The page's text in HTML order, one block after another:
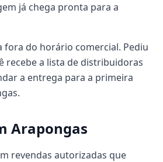
já chega pronta para a
fora do horário comercial. Pediu
recebe a lista de distribuidoras
a entrega para a primeira
Arapongas
revendas autorizadas que